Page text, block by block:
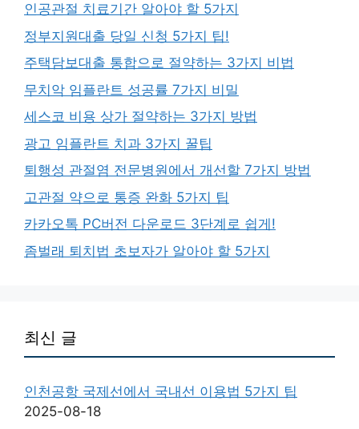
인공관절 치료기간 알아야 할 5가지
정부지원대출 당일 신청 5가지 팁!
주택담보대출 통합으로 절약하는 3가지 비법
무치악 임플란트 성공률 7가지 비밀
세스코 비용 상가 절약하는 3가지 방법
광고 임플란트 치과 3가지 꿀팁
퇴행성 관절염 전문병원에서 개선할 7가지 방법
고관절 약으로 통증 완화 5가지 팁
카카오톡 PC버전 다운로드 3단계로 쉽게!
좀벌래 퇴치법 초보자가 알아야 할 5가지
최신 글
인천공항 국제선에서 국내선 이용법 5가지 팁
2025-08-18